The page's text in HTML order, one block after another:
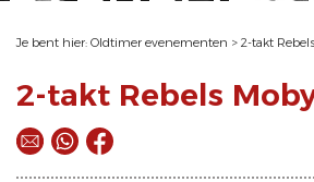
Je bent hier: Oldtimer evenementen > 2-takt
2-takt Rebels